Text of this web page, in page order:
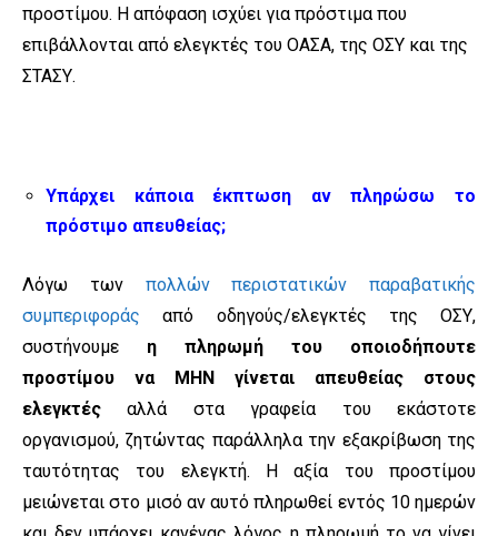
προστίμου. Η απόφαση ισχύει για πρόστιμα που
επιβάλλονται από ελεγκτές του ΟΑΣΑ, της ΟΣΥ και της
ΣΤΑΣΥ.
Υπάρχει κάποια έκπτωση αν πληρώσω το
πρόστιμο απευθείας;
Λόγω των πολλών περιστατικών παραβατικής
συμπεριφοράς από οδηγούς/ελεγκτές της ΟΣΥ,
συστήνουμε η πληρωμή του οποιοδήπουτε
προστίμου να ΜΗΝ γίνεται απευθείας στους
ελεγκτέςαλλά στα γραφεία του εκάστοτε
οργανισμού, ζητώντας παράλληλα την εξακρίβωση της
ταυτότητας του ελεγκτή. Η αξία του προστίμου
μειώνεται στο μισό αν αυτό πληρωθεί εντός 10 ημερών